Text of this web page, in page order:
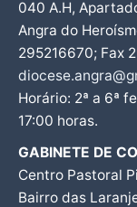
040 A.H,
Angra do
295216670; Fax
Horário: 2ª a 6ª
17:00 horas.
GABINETE DE
Centro Pastoral
Bairro das